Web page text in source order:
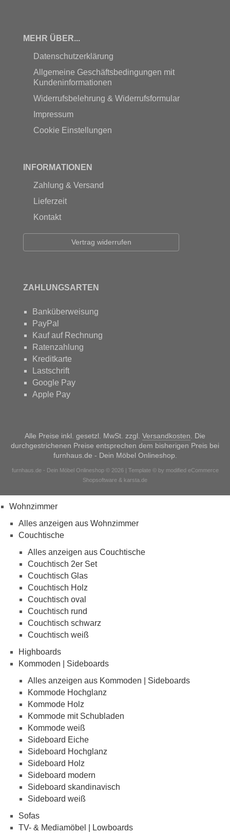
MEHR ÜBER...
Datenschutzerklärung
Allgemeine Geschäftsbedingungen mit
Kundeninformationen
Widerrufsbelehrung & Widerrufsformular
Impressum
Cookie Einstellungen
INFORMATIONEN
Zahlung & Versand
Lieferzeit
Kontakt
Vertrag widerrufen
ZAHLUNGSARTEN
Banküberweisung
PayPal
Kauf auf Rechnung
Ratenzahlung
Kreditkarte
Lastschrift
Google Pay
Apple Pay
Alle Preise inkl. gesetzl. MwSt. zzgl. Versandkosten . Die
durchgestrichenen Preise entsprechen dem bisherigen Preis bei
furnhaus.de - Dein Möbel Onlineshop.
furnhaus.de - Dein Möbel Onlineshop © 2026 | Template © by modified eCommerce
Shopsoftware & karsta.de
Wohnzimmer
Alles anzeigen aus Wohnzimmer
Couchtische
Alles anzeigen aus Couchtische
Couchtisch 2er Set
Couchtisch Glas
Couchtisch Holz
Couchtisch oval
Couchtisch rund
Couchtisch schwarz
Couchtisch weiß
Highboards
Kommoden | Sideboards
Alles anzeigen aus Kommoden | Sideboards
Kommode Hochglanz
Kommode Holz
Kommode mit Schubladen
Kommode weiß
Sideboard Eiche
Sideboard Hochglanz
Sideboard Holz
Sideboard modern
Sideboard skandinavisch
Sideboard weiß
Sofas
TV- & Mediamöbel | Lowboards